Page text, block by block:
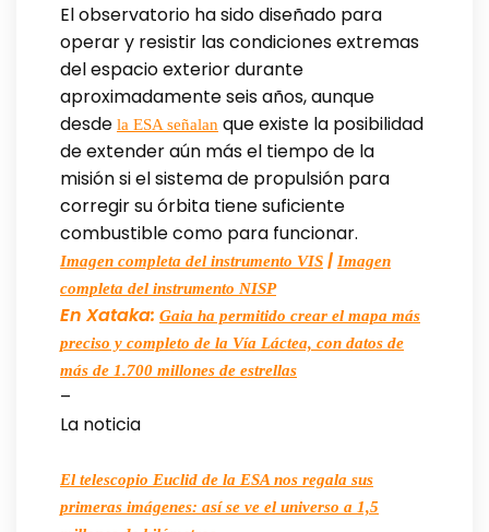
El observatorio ha sido diseñado para
operar y resistir las condiciones extremas
del espacio exterior durante
aproximadamente seis años, aunque
desde la ESA señalan que existe la posibilidad
de extender aún más el tiempo de la
misión si el sistema de propulsión para
corregir su órbita tiene suficiente
combustible como para funcionar.
Imagen completa del instrumento VIS | Imagen
completa del instrumento NISP
En Xataka: Gaia ha permitido crear el mapa más
preciso y completo de la Vía Láctea, con datos de
más de 1.700 millones de estrellas
–
La noticia
El telescopio Euclid de la ESA nos regala sus
primeras imágenes: así se ve el universo a 1,5